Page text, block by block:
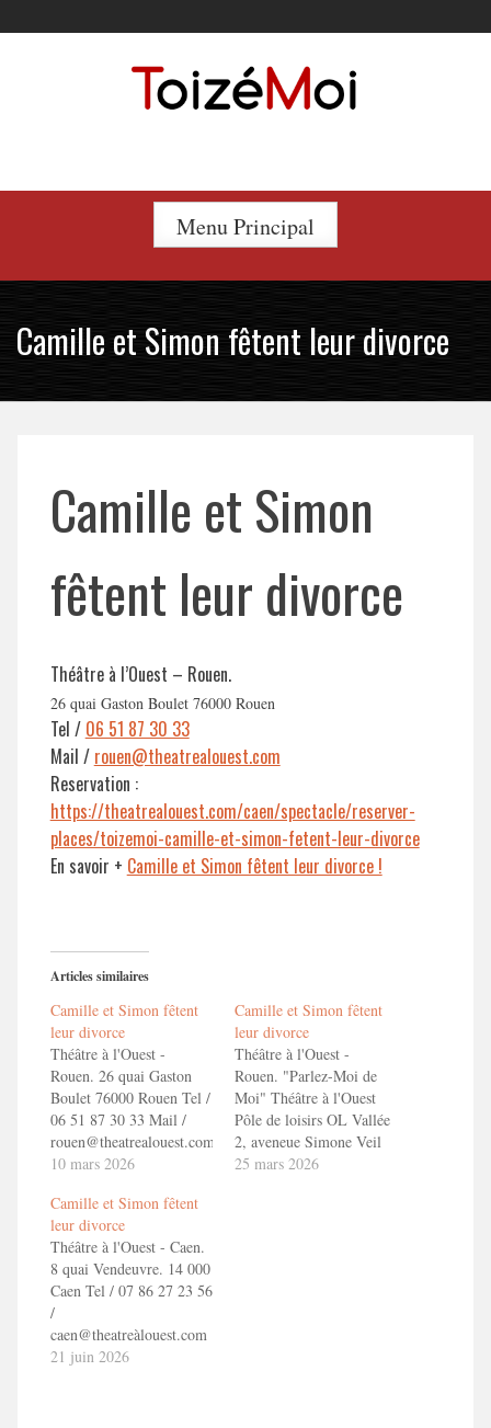
to
Menu Principal
Camille et Simon fêtent leur divorce
Camille et Simon
fêtent leur divorce
Théâtre à l’Ouest – Rouen.
26 quai Gaston Boulet 76000 Rouen
Tel / 06 51 87 30 33
Mail / rouen@theatrealouest.com
Reservation :
https://theatrealouest.com/caen/spectacle/reserver-
places/toizemoi-camille-et-simon-fetent-leur-divorce
En savoir + Camille et Simon fêtent leur divorce !
Articles similaires
Camille et Simon fêtent
leur divorce
Théâtre à l'Ouest -
Rouen. 26 quai Gaston
Boulet 76000 Rouen Tel /
06 51 87 30 33 Mail /
rouen@theatrealouest.com
Reservation :
places/toizemoi-camille-
et-simon-fetent-leur-
divorce En savoir +
Camille et Simon fêtent
leur divorce !
10 mars 2026
Camille et Simon fêtent
leur divorce
Théâtre à l'Ouest -
Rouen. "Parlez-Moi de
Moi" Théâtre à l'Ouest
Pôle de loisirs OL Vallée
2, aveneue Simone Veil
69150 Décines Charpieu
25 mars 2026
Camille et Simon fêtent
leur divorce
Théâtre à l'Ouest - Caen.
8 quai Vendeuvre. 14 000
Caen Tel / 07 86 27 23 56
/
caen@theatreàlouest.com
Reservation :
21 juin 2026